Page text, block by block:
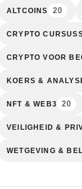
ALTCOINS 20
CRYPTO
CRYPTO VOOR
KOERS &
NFT & WEB3 20
VEILIGHEID &
WETGEVING &